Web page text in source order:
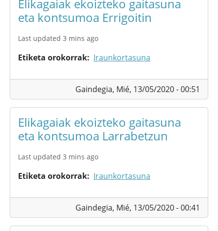
Elikagaiak ekoizteko gaitasuna
eta kontsumoa Errigoitin
Last updated 3 mins ago
Etiketa orokorrak Iraunkortasuna
Gaindegia, Mié, 13/05/2020 - 00:51
Elikagaiak ekoizteko gaitasuna
eta kontsumoa Larrabetzun
Last updated 3 mins ago
Etiketa orokorrak Iraunkortasuna
Gaindegia, Mié, 13/05/2020 - 00:41